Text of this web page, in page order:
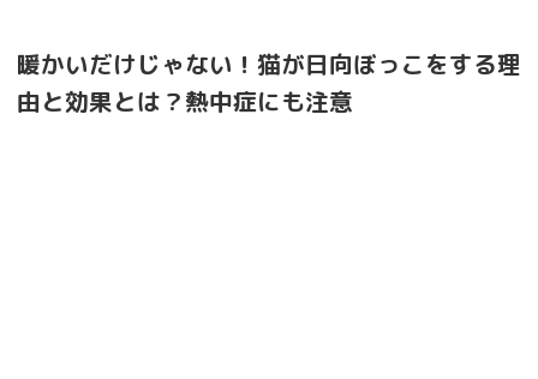
暖かいだけじゃない！猫が日向ぼっこをする理
由と効果とは？熱中症にも注意